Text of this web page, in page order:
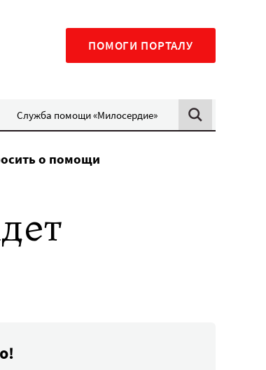
ПОМОГИ ПОРТАЛУ
Служба помощи «Милосердие»
о помощи